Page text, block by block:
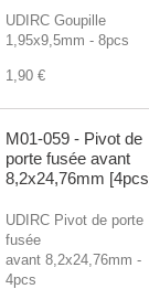
UDIRC Goupille
1,95x9,5mm - 8pcs
1,90 €
M01-059 - Pivot de
porte fusée avant
8,2x24,76mm
UDIRC Pivot de porte
fusée
avant 8,2x24,76mm -
4pcs